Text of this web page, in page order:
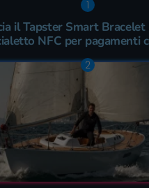
il Tapster Smart
NFC per pagamenti